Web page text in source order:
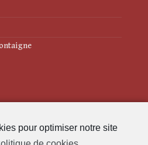
pour optimiser notre site